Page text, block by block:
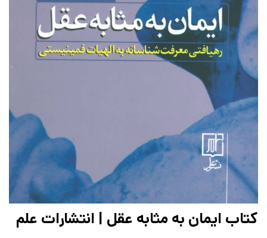
کتاب ایمان به مثابه عقل | انتشارات علم